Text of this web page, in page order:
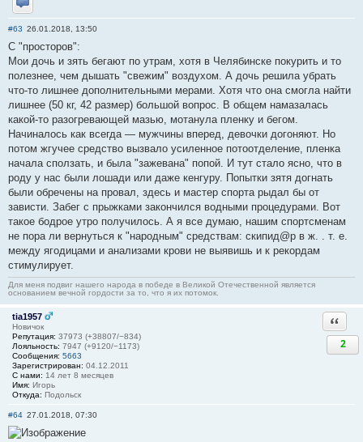
Отправить личное сообщение
#63 26.01.2018, 13:50
С "просторов":
Мои дочь и зять бегают по утрам, хотя в Челябинске покурить и то
полезнее, чем дышать "свежим" воздухом. А дочь решила убрать
что-то лишнее дополнительными мерами. Хотя что она смогла найти
лишнее (50 кг, 42 размер) большой вопрос. В общем намазалась
какой-то разогревающей мазью, мотанула пленку и бегом.
Начиналось как всегда — мужчины вперед, девочки догоняют. Но
потом жгучее средство вызвало усиленное потоотделение, пленка
начала сползать, и была "зажевана" попой. И тут стало ясно, что в
роду у нас были лошади или даже кенгуру. Попытки зятя догнать
были обречены на провал, здесь и мастер спорта рыдал бы от
зависти. Забег с прыжками закончился водными процедурами. Вот
такое бодрое утро получилось. А я все думаю, нашим спортсменам
не пора ли вернуться к "народным" средствам: скипид@р в ж. . т. е.
между ягодицами и анализами крови не выявишь и к рекордам
стимулирует.
Для меня подвиг нашего народа в победе в Великой Отечественной является
основанием вечной гордости за то, что я их потомок.
tia1957
Новичок
Репутация: 37973 (+38807/−834)
Лояльность: 7947 (+9120/−1173)
Сообщения: 5663
Зарегистрирован: 04.12.2011
С нами: 14 лет 8 месяцев
Имя: Игорь
Откуда: Подольск
2
#64 27.01.2018, 07:30